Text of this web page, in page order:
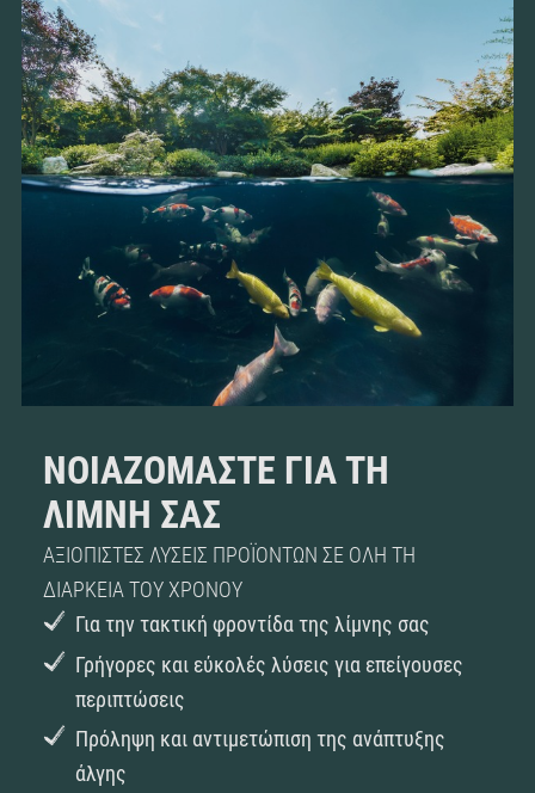
ΝΟΙΑΖΌΜΑΣΤΕ ΓΙΑ ΤΗ
ΛΊΜΝΗ ΣΑΣ
ΑΞΙΌΠΙΣΤΕΣ ΛΎΣΕΙΣ ΠΡΟΪΌΝΤΩΝ ΣΕ ΌΛΗ ΤΗ
ΔΙΆΡΚΕΙΑ ΤΟΥ ΧΡΌΝΟΥ
Για την τακτική φροντίδα της λίμνης σας
Γρήγορες και εύκολές λύσεις για επείγουσες
περιπτώσεις
Πρόληψη και αντιμετώπιση της ανάπτυξης
άλγης